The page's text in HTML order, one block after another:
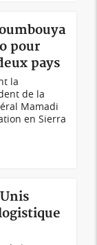
pour
pays
la
de la
Mamadi
en Sierra